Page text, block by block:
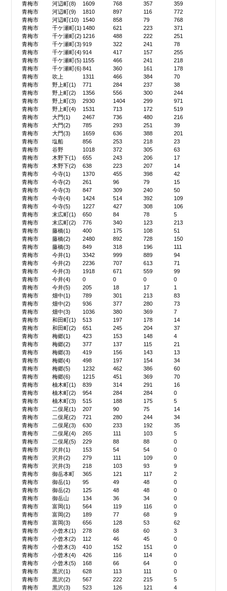
青梅市
河辺町(8) 1609 768 357
359
青梅市
河辺町(9) 1810 897 116
772
青梅市
河辺町(10) 1540 858 79
768
青梅市
千ケ瀬町(1) 1480 621 223
371
青梅市
千ケ瀬町(2) 1216 488 222
251
青梅市
千ケ瀬町(3) 919 322 241
78
青梅市
千ケ瀬町(4) 914 417 157
255
青梅市
千ケ瀬町(5) 1155 466 241
218
青梅市
千ケ瀬町(6) 841 360 161
178
青梅市
吹上 1311 466 384
70
青梅市
野上町(1) 771 284 237
38
青梅市
野上町(2) 1356 556 300
244
青梅市
野上町(3) 2930 1404 299
971
青梅市
野上町(4) 1531 713 172
519
青梅市
大門(1) 2467 736 480
216
青梅市
大門(2) 785 293 251
39
青梅市
大門(3) 1659 636 388
201
青梅市
塩船 856 253 218
23
青梅市
谷野 1018 372 305
63
青梅市
木野下(1) 655 243 206
17
青梅市
木野下(2) 638 223 207
14
青梅市
今寺(1) 1370 455 398
42
青梅市
今寺(2) 261 96 79
15
青梅市
今寺(3) 847 309 240
50
青梅市
今寺(4) 1424 514 392
109
青梅市
今寺(5) 1227 427 308
106
青梅市
末広町(1) 650 84 78
5
青梅市
末広町(2) 776 340 123
213
青梅市
藤橋(1) 400 175 108
51
青梅市
藤橋(2) 2480 892 728
150
青梅市
藤橋(3) 849 318 196
111
青梅市
今井(1) 3342 999 889
94
青梅市
今井(2) 2236 707 613
71
青梅市
今井(3) 1918 671 559
99
青梅市
今井(4) 0 0 0
0
青梅市
今井(5) 205 18 17
1
青梅市
畑中(1) 789 301 213
83
青梅市
畑中(2) 936 377 280
73
青梅市
畑中(3) 1036 380 369
7
青梅市
和田町(1) 513 197 178
14
青梅市
和田町(2) 651 245 204
37
青梅市
梅郷(1) 423 153 148
4
青梅市
梅郷(2) 377 137 115
21
青梅市
梅郷(3) 419 156 143
13
青梅市
梅郷(4) 498 197 154
34
青梅市
梅郷(5) 1232 462 386
60
青梅市
梅郷(6) 1215 451 369
70
青梅市
柚木町(1) 839 314 291
16
青梅市
柚木町(2) 954 284 284
0
青梅市
柚木町(3) 515 188 175
5
青梅市
二俣尾(1) 207 90 75
14
青梅市
二俣尾(2) 721 280 244
34
青梅市
二俣尾(3) 630 233 192
35
青梅市
二俣尾(4) 265 111 103
5
青梅市
二俣尾(5) 229 88 88
0
青梅市
沢井(1) 153 54 54
0
青梅市
沢井(2) 279 111 109
0
青梅市
沢井(3) 218 103 93
9
青梅市
御岳本町 365 121 117
2
青梅市
御岳(1) 95 49 48
0
青梅市
御岳(2) 125 48 48
0
青梅市
御岳山 134 36 34
0
青梅市
富岡(1) 564 119 116
0
青梅市
富岡(2) 189 77 68
9
青梅市
富岡(3) 656 128 53
62
青梅市
小曾木(1) 278 68 60
3
青梅市
小曾木(2) 112 46 45
0
青梅市
小曾木(3) 410 152 151
0
青梅市
小曾木(4) 426 116 114
0
青梅市
小曾木(5) 168 66 64
0
青梅市
黒沢(1) 628 113 111
0
青梅市
黒沢(2) 567 222 215
5
青梅市
黒沢(3) 523 126 121 4